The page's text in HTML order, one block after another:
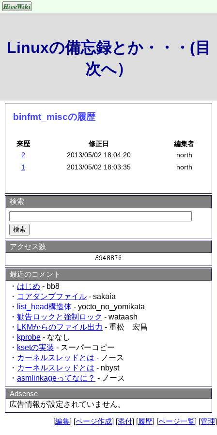
Linuxの備忘録とか・・・(目
次へ）
binfmt_miscの履歴
来歴 修正日
編集者
2
2013/05/02 18:04:20
north
1
2013/05/02 18:03:35 north
検索
アクセス数
最近のコメント
・ はじめ - bb8
・ コアダンプファイル - sakaia
・
list_head構造体 - yocto_no_yomikata
・ 勧告ロックと強制ロック - wataash
・ LKMからのファイル出力 - 重松 宏昌
・ kprobe - ななし
・ ksetの実装 - スーパーコピー
・ カーネルスレッドとは - ノース
・ カーネルスレッドとは - nbyst
・ asmlinkageってなに？ - ノース
Adsense
広告情報が設定されていません。
[編集] [ページ作成] [添付] [履歴] [ページ一覧] [管理]